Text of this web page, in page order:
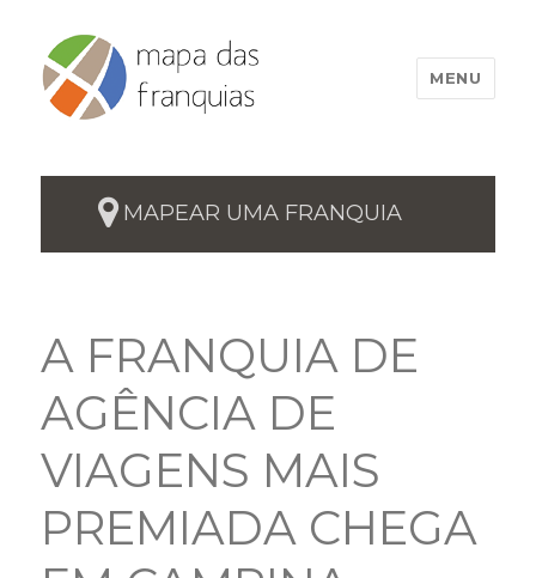
MENU
MAPEAR UMA FRANQUIA
A FRANQUIA DE
AGÊNCIA DE
VIAGENS MAIS
PREMIADA CHEGA